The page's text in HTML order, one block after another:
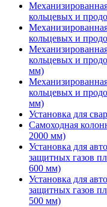
кольцевых и
кольцевых и
кольцевых и
мм)
кольцевых и
мм)
Установка для
Самоходная
2000 мм)
Установка для
защитных газов
600 мм)
Установка для
защитных газов
500 мм)